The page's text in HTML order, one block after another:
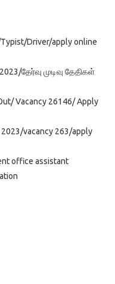
Driver/apply online
தேர்வு முடிவு தேதிகள்
Vacancy 26146/ Apply
2023/vacancy 263/apply
office assistant